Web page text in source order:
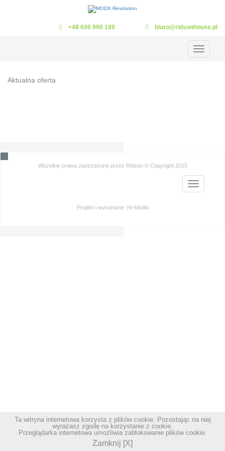
+48 606 990 189 biuro@ridsonhouse.pl
Toggle
Aktualna oferta
Wszelkie prawa zastrzeżone przez Ridson © Copyright 2015
Toggle
Projekt i wykonanie: Hi-Media
Ta witryna internetowa korzysta z plików cookie. Pozostając na niej
wyrażasz zgodę na korzystanie z cookie.
Przeglądarka internetowa umożliwia zablokowanie plików cookie.
Zamknij [X]